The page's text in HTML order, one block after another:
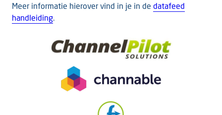
Meer informatie hierover vind in je in de datafeed
handleiding.